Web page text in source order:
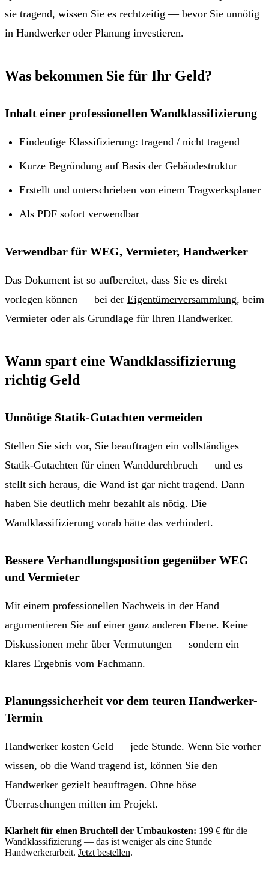
sie tragend, wissen Sie es rechtzeitig — bevor Sie unnötig
in Handwerker oder Planung investieren.
Was bekommen Sie für Ihr Geld?
Inhalt einer professionellen Wandklassifizierung
Eindeutige Klassifizierung: tragend / nicht tragend
Kurze Begründung auf Basis der Gebäudestruktur
Erstellt und unterschrieben von einem Tragwerksplaner
Als PDF sofort verwendbar
Verwendbar für WEG, Vermieter, Handwerker
Das Dokument ist so aufbereitet, dass Sie es direkt
vorlegen können — bei der Eigentümerversammlung, beim
Vermieter oder als Grundlage für Ihren Handwerker.
Wann spart eine Wandklassifizierung
richtig Geld
Unnötige Statik-Gutachten vermeiden
Stellen Sie sich vor, Sie beauftragen ein vollständiges
Statik-Gutachten für einen Wanddurchbruch — und es
stellt sich heraus, die Wand ist gar nicht tragend. Dann
haben Sie deutlich mehr bezahlt als nötig. Die
Wandklassifizierung vorab hätte das verhindert.
Bessere Verhandlungsposition gegenüber WEG
und Vermieter
Mit einem professionellen Nachweis in der Hand
argumentieren Sie auf einer ganz anderen Ebene. Keine
Diskussionen mehr über Vermutungen — sondern ein
klares Ergebnis vom Fachmann.
Planungssicherheit vor dem teuren Handwerker-
Termin
Handwerker kosten Geld — jede Stunde. Wenn Sie vorher
wissen, ob die Wand tragend ist, können Sie den
Handwerker gezielt beauftragen. Ohne böse
Überraschungen mitten im Projekt.
Klarheit für einen Bruchteil der Umbaukosten: 199 € für die
Wandklassifizierung — das ist weniger als eine Stunde
Handwerkerarbeit. Jetzt bestellen.